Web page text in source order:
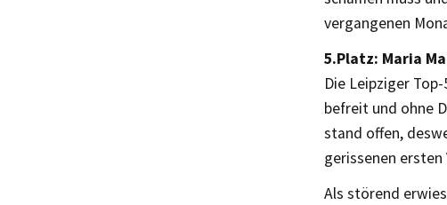
vergangenen
5.Platz: Maria
Die Leipziger
befreit und ohne
stand offen,
gerissenen
Als störend